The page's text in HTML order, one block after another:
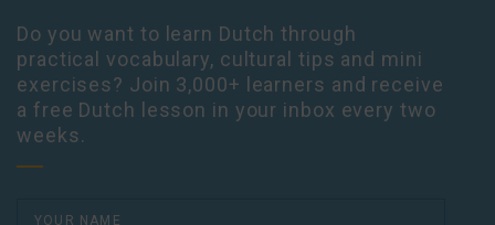
Do you want to learn Dutch through
practical vocabulary, cultural tips and mini
exercises? Join 3,000+ learners and receive
a free Dutch lesson in your inbox every two
weeks.